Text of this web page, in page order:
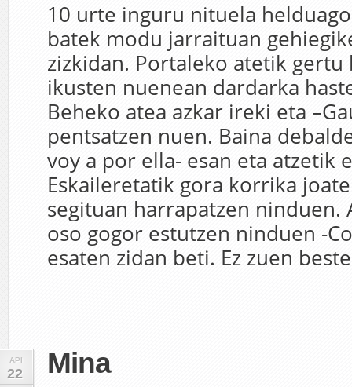
10 urte inguru nituela
batek modu jarraituan
zizkidan. Portaleko atetik
ikusten nuenean dardarka
Beheko atea azkar ireki eta
pentsatzen nuen. Baina
voy a por ella- esan eta atzetik
Eskaileretatik gora korrika
segituan harrapatzen ninduen.
oso gogor estutzen ninduen -
esaten zidan beti. Ez zuen
API
22 Mina